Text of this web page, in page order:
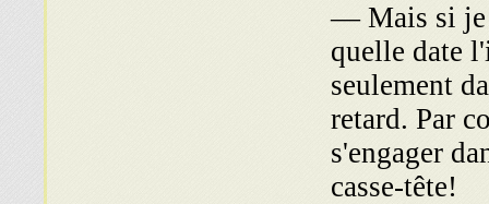
— Mais si je
quelle date
seulement
retard. Par
s'engager
casse-tête!